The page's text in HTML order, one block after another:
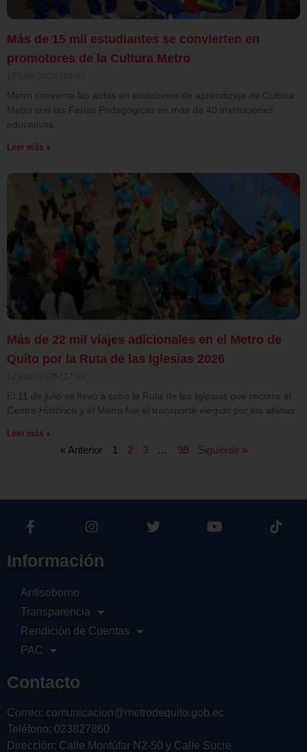
Más de 15 mil estudiantes se convierten en
promotores de la Cultura Metro
Metro convierte las aulas en estaciones de aprendizaje de Cultura
Metro con las Ferias Pedagógicas en más de 40 instituciones
educativas.
Leer más »
Más de 22 mil viajes adicionales en el Metro de
Quito por la Ruta de las Iglesias 2026
El 11 de julio se llevó a cabo la Ruta de las Iglesias que recorre el
Centro Histórico y el Metro fue el transporte elegido por los atletas.
Leer más »
« Anterior 1 2 3 … 98 Siguiente »
Información
Antisoborno
Transparencia
Rendición de Cuentas
PAC
Contacto
Correo: comunicacion@metrodequito.gob.ec
Teléfono: 023827860
Dirección: Calle Montúfar N2-50 y Calle Sucre